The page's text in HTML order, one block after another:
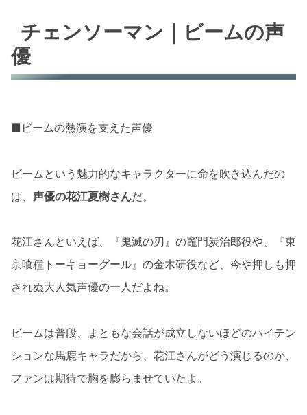
チェンソーマン｜ビームの声
優
■ビームの熱演を支えた声優
ビームという魅力的なキャラクターに命を吹き込んだの
は、 声優の花江夏樹さんだ。
花江さんといえば、『鬼滅の刃』の竈門炭治郎役や、『東
京喰種トーキョーグール』の金木研役など、今や押しも押
されぬ大人気声優の一人だよね。
ビームは普段、まともな会話が成立しないほどのハイテン
ションな馬鹿キャラだから、花江さんがどう演じるのか、
ファンは期待で胸を膨らませていたよ。